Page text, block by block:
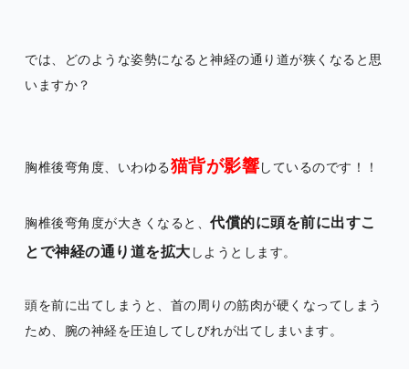
では、どのような姿勢になると神経の通り道が狭くなると思
いますか？
胸椎後弯角度、いわゆる猫背が影響しているのです！！
胸椎後弯角度が大きくなると、代償的に頭を前に出すこ
とで神経の通り道を拡大 しようとします。
頭を前に出てしまうと、首の周りの筋肉が硬くなってしまう
ため、腕の神経を圧迫してしびれが出てしまいます。